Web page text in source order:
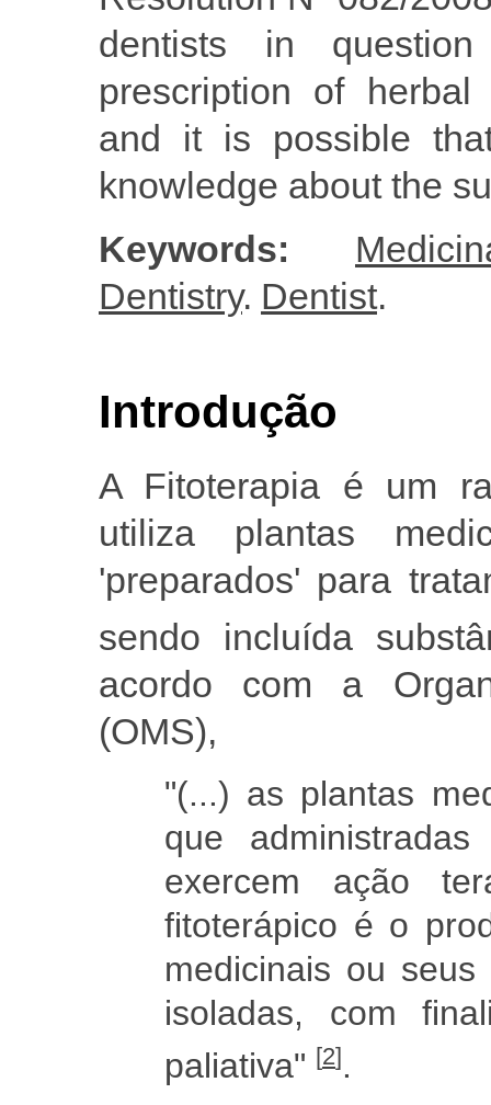
dentists in
prescription of herbal
and it is possible
knowledge about the
Keywords:
Dentistry. Dentist.
Introdução
A Fitoterapia é um
utiliza plantas
'preparados' para
sendo incluída
acordo com a
(OMS),
"(...) as plantas
que
exercem ação
fitoterápico é o
medicinais ou
isoladas, com
paliativa" [2] .